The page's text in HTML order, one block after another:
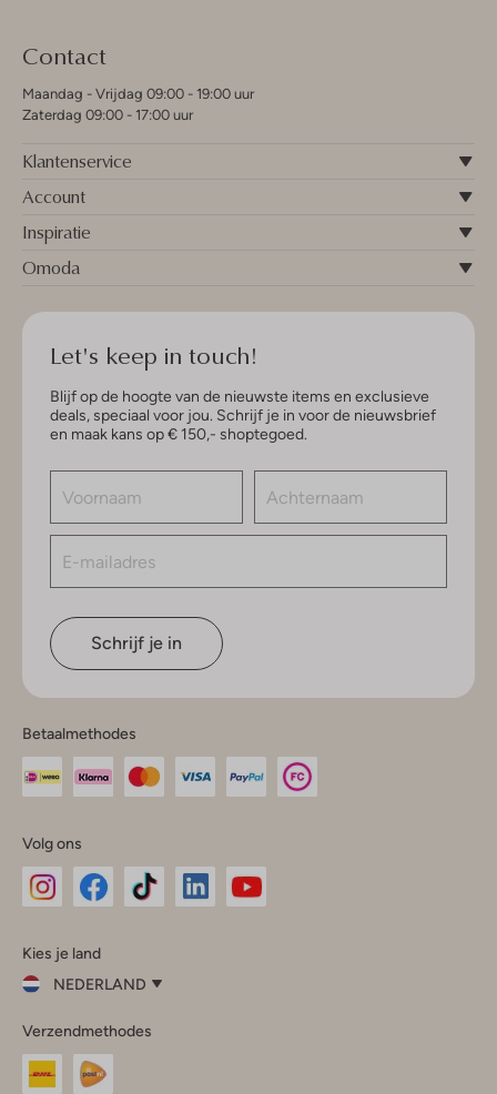
Contact
Maandag - Vrijdag 09:00 - 19:00 uur
Zaterdag 09:00 - 17:00 uur
Klantenservice
Account
Inspiratie
Omoda
Let's keep in touch!
Blijf op de hoogte van de nieuwste items en exclusieve
deals, speciaal voor jou. Schrijf je in voor de nieuwsbrief
en maak kans op € 150,- shoptegoed.
Schrijf je in
Betaalmethodes
Volg ons
InstagramFacebook
Kies je land
NEDERLAND
je
land
Nederland
Verzendmethodes